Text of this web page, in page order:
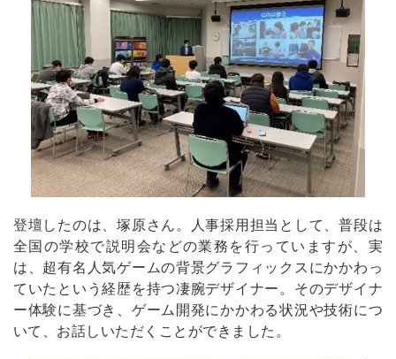
登壇したのは、塚原さん。人事採用担当として、普段は
全国の学校で説明会などの業務を行っていますが、実
は、超有名人気ゲームの背景グラフィックスにかかわっ
ていたという経歴を持つ凄腕デザイナー。そのデザイナ
ー体験に基づき、ゲーム開発にかかわる状況や技術につ
いて、お話しいただくことができました。